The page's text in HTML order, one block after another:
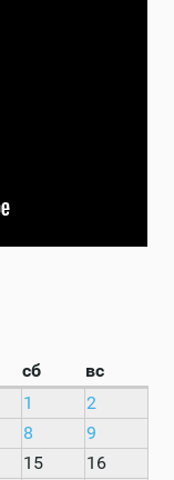
сб
вс
1
2
8
9
15
16